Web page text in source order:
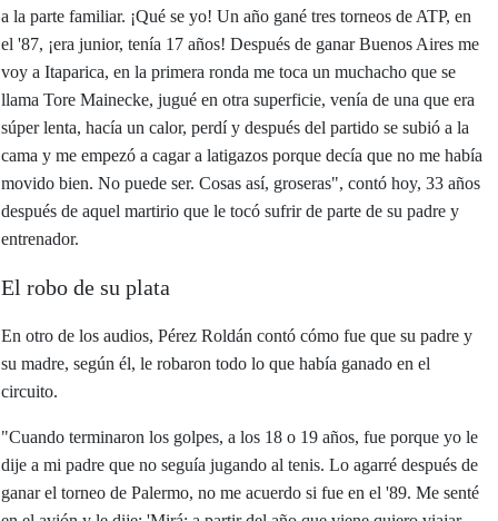
a la parte familiar. ¡Qué se yo! Un año gané tres torneos de ATP, en
el '87, ¡era junior, tenía 17 años! Después de ganar Buenos Aires me
voy a Itaparica, en la primera ronda me toca un muchacho que se
llama Tore Mainecke, jugué en otra superficie, venía de una que era
súper lenta, hacía un calor, perdí y después del partido se subió a la
cama y me empezó a cagar a latigazos porque decía que no me había
movido bien. No puede ser. Cosas así, groseras", contó hoy, 33 años
después de aquel martirio que le tocó sufrir de parte de su padre y
entrenador.
El robo de su plata
En otro de los audios, Pérez Roldán contó cómo fue que su padre y
su madre, según él, le robaron todo lo que había ganado en el
circuito.
"Cuando terminaron los golpes, a los 18 o 19 años, fue porque yo le
dije a mi padre que no seguía jugando al tenis. Lo agarré después de
ganar el torneo de Palermo, no me acuerdo si fue en el '89. Me senté